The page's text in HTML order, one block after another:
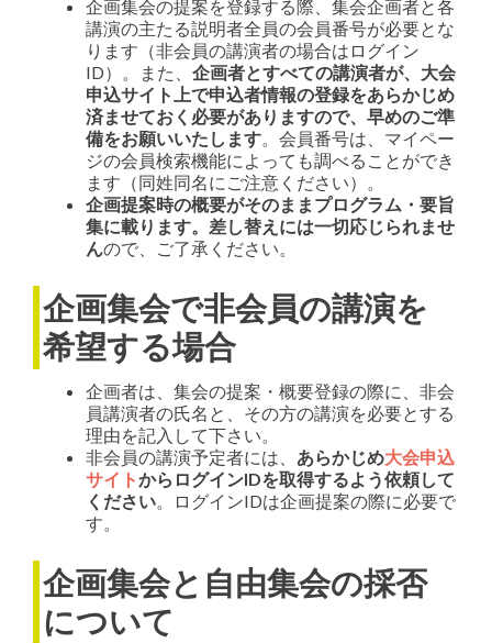
企画集会の提案を登録する際、集会企画者と各
講演の主たる説明者全員の会員番号が必要とな
ります（非会員の講演者の場合はログイン
ID）。また、 企画者とすべての講演者が、大会
申込サイト上で申込者情報の登録をあらかじめ
済ませておく必要がありますので、早めのご準
備をお願いいたします。会員番号は、マイペー
ジの会員検索機能によっても調べることができ
ます（同姓同名にご注意ください）。
企画提案時の概要がそのままプログラム・要旨
集に載ります。差し替えには一切応じられませ
んので、ご了承ください。
企画集会で非会員の講演を
希望する場合
企画者は、集会の提案・概要登録の際に、非会
員講演者の氏名と、その方の講演を必要とする
理由を記入して下さい。
非会員の講演予定者には、 あらかじめ大会申込
サイトからログインIDを取得するよう依頼して
ください。ログインIDは企画提案の際に必要で
す。
企画集会と自由集会の採否
について